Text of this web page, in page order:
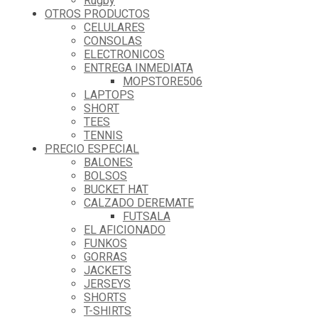
OTROS PRODUCTOS
CELULARES
CONSOLAS
ELECTRONICOS
ENTREGA INMEDIATA
MOPSTORE506
LAPTOPS
SHORT
TEES
TENNIS
PRECIO ESPECIAL
BALONES
BOLSOS
BUCKET HAT
CALZADO DEREMATE
FUTSALA
EL AFICIONADO
FUNKOS
GORRAS
JACKETS
JERSEYS
SHORTS
T-SHIRTS